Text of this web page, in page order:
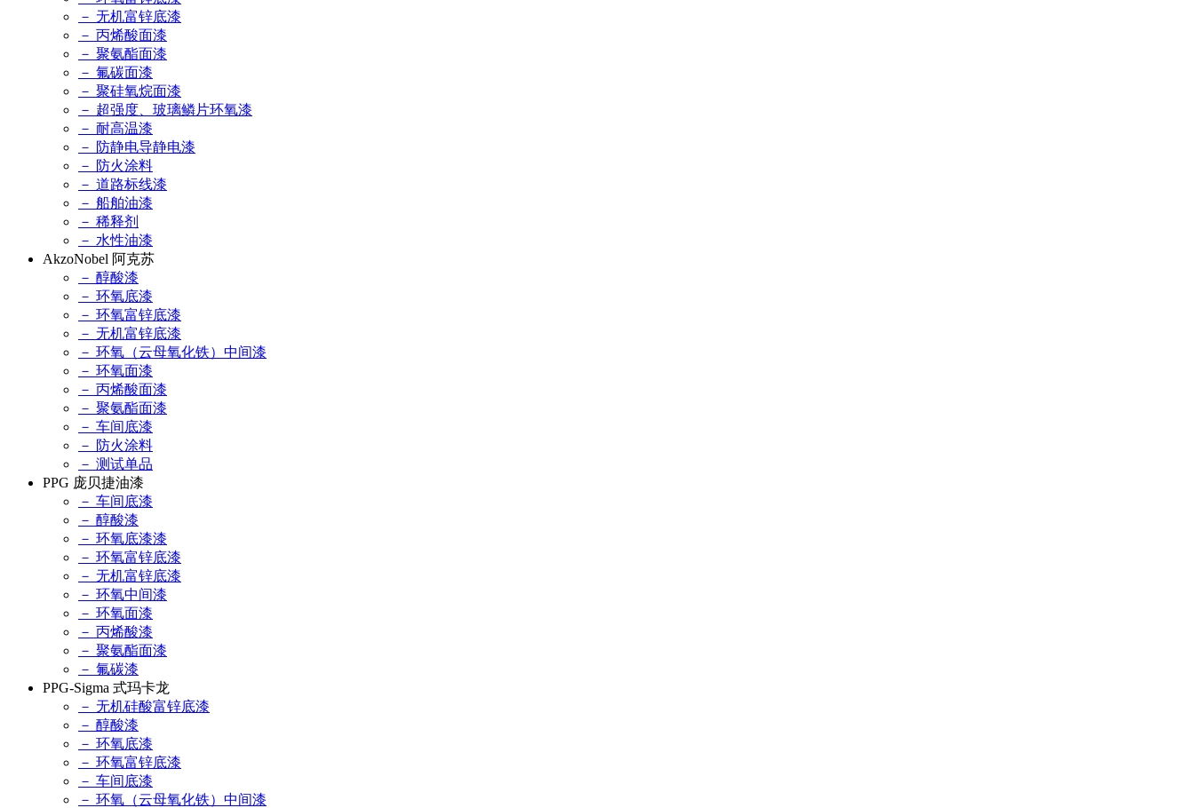
－ 无机富锌底漆
－ 丙烯酸面漆
－ 聚氨酯面漆
－ 氟碳面漆
－ 聚硅氧烷面漆
－ 超强度、玻璃鳞片环氧漆
－ 耐高温漆
－ 防静电导静电漆
－ 防火涂料
－ 道路标线漆
－ 船舶油漆
－ 稀释剂
－ 水性油漆
AkzoNobel 阿克苏
－ 醇酸漆
－ 环氧底漆
－ 环氧富锌底漆
－ 无机富锌底漆
－ 环氧（云母氧化铁）中间漆
－ 环氧面漆
－ 丙烯酸面漆
－ 聚氨酯面漆
－ 车间底漆
－ 防火涂料
－ 测试单品
PPG 庞贝捷油漆
－ 车间底漆
－ 醇酸漆
－ 环氧底漆漆
－ 环氧富锌底漆
－ 无机富锌底漆
－ 环氧中间漆
－ 环氧面漆
－ 丙烯酸漆
－ 聚氨酯面漆
－ 氟碳漆
PPG-Sigma 式玛卡龙
－ 无机硅酸富锌底漆
－ 醇酸漆
－ 环氧底漆
－ 环氧富锌底漆
－ 车间底漆
－ 环氧（云母氧化铁）中间漆